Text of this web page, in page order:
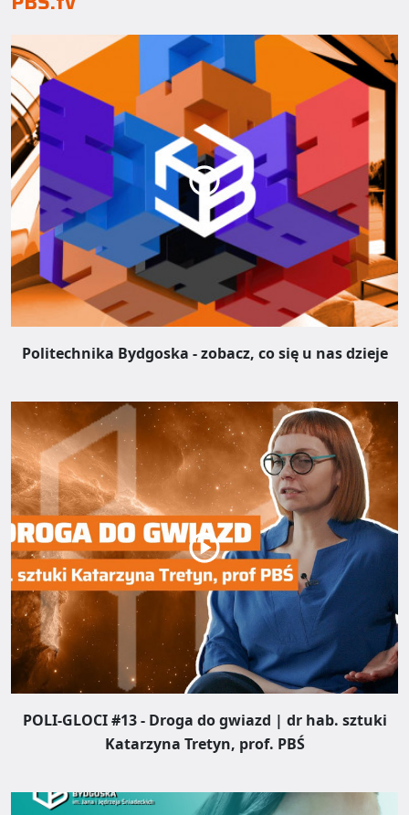
Politechnika Bydgoska - zobacz, co się u nas dzieje
POLI-GLOCI #13 - Droga do gwiazd | dr hab. sztuki
Katarzyna Tretyn, prof. PBŚ